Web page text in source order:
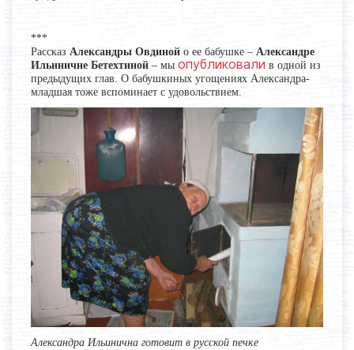
***
Рассказ Александры Овдиной о ее бабушке – Александре
Ильиничне Бетехтиной – мы опубликовали в одной из
предыдущих глав. О бабушкиных угощениях Александра-
младшая тоже вспоминает с удовольствием.
Александра Ильинична готовит в русской печке